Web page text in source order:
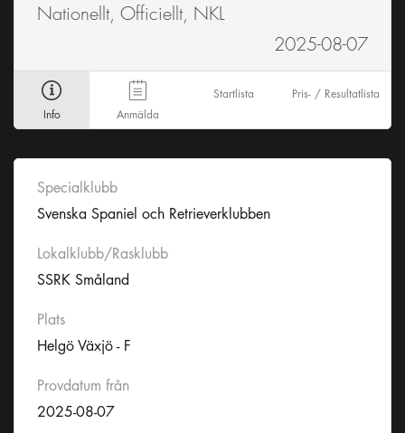
Nationellt, Officiellt, NKL
2025-08-07
Info Anmälda
Startlista Pris- / Resultatlista
Specialklubb
Svenska Spaniel och Retrieverklubben
Lokalklubb/Rasklubb
SSRK Småland
Plats
Helgö Växjö - F
Provdatum från
2025-08-07